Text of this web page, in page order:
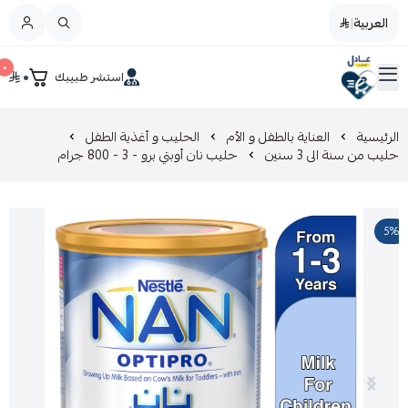
العربية|
صيدليات عادل استشر طبيبك ٠ ٠ القائمة الرئيسية
تخفيضات
عروض التوفير
العناية بالجمال
عرض الكل
مزيل طلاء الأظافر
عرض الكل
العناية اليومية
الرئيسية العناية بالطفل و الأم الحليب و أغذية الطفل
حليب من سنة الى 3 سنين حليب نان أوبتي برو - 3 - 800 جرام
5%